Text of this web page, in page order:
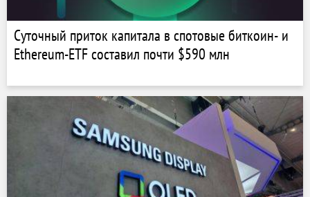
Суточный приток капитала в спотовые биткоин- и
Ethereum-ETF составил почти $590 млн